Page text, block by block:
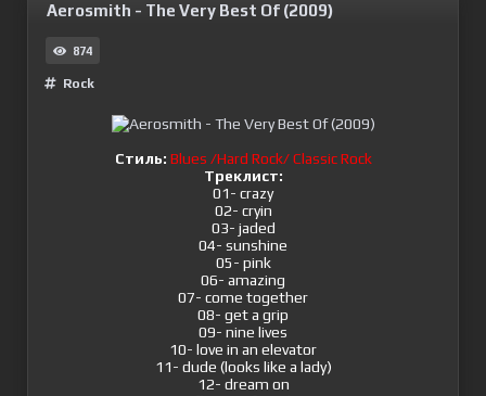
Aerosmith - The Very Best Of (2009)
874
Rock
Стиль: Blues /Hard Rock/ Classic Rock
Треклист:
01- crazy
02- cryin
03- jaded
04- sunshine
05- pink
06- amazing
07- come together
08- get a grip
09- nine lives
10- love in an elevator
11- dude (looks like a lady)
12- dream on